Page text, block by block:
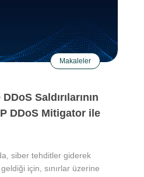
Makaleler
Saldırılarının
DDoS Mitigator ile
siber tehditler giderek
için, sınırlar üzerine